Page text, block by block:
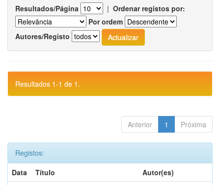
Resultados/Página | Ordenar registos por:
Por ordem
Autores/Registo
Resultados 1-1 de 1.
Anterior 1 Próxima
Registos:
Data
Título
Autor(es)